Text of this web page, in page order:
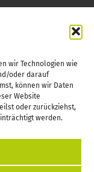
wir Technologien wie
oder darauf
können wir Daten
Website
oder zurückziehst,
werden.